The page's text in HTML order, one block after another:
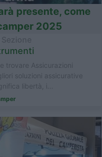
presente, come
2025
trovare Assicurazioni
soluzioni assicurative
libertà, i...